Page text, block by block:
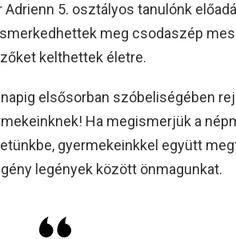
5. osztályos tanulónk
meg csodaszép
kelthettek életre.
elsősorban szóbeliségében
Ha megismerjük a
gyermekeinkkel együtt
legények között önmagunkat.